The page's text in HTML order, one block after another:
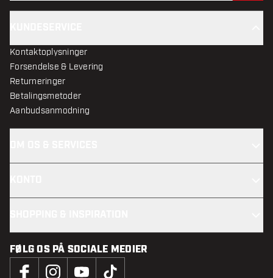
Kontaktoplysninger
Forsendelse & Levering
Returneringer
Betalingsmetoder
Aanbudsanmodning
FØLG OS PÅ SOCIALE MEDIER